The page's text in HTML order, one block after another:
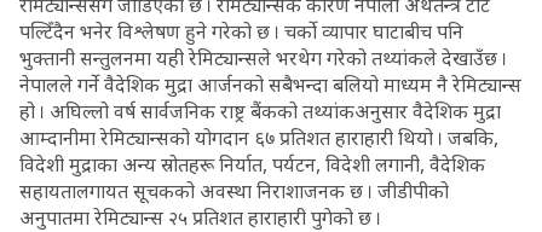
पल्टिँदैन भनेर विश्लेषण हुने गरेको छ । चर्को व्यापार घाटाबीच पनि
भुक्तानी सन्तुलनमा यही रेमिट्यान्सले भरथेग गरेको तथ्यांकले देखाउँछ ।
नेपालले गर्ने वैदेशिक मुद्रा आर्जनको सबैभन्दा बलियो माध्यम नै रेमिट्यान्स
हो । अघिल्लो वर्ष सार्वजनिक राष्ट्र बैंकको तथ्यांकअनुसार वैदेशिक मुद्रा
आम्दानीमा रेमिट्यान्सको योगदान ६७ प्रतिशत हाराहारी थियो । जबकि,
विदेशी मुद्राका अन्य स्रोतहरू निर्यात, पर्यटन, विदेशी लगानी, वैदेशिक
सहायतालगायत सूचकको अवस्था निराशाजनक छ । जीडीपीको
अनुपातमा रेमिट्यान्स २५ प्रतिशत हाराहारी पुगेको छ ।